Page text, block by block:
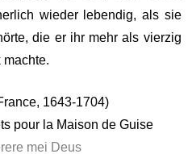
wieder lebendig, als sie
die er ihr mehr als vierzig
machte.
1643-1704)
pour la Maison de Guise
mei Deus